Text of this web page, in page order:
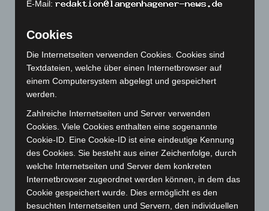
März 2024(103)
Januar 2024(111)
Dezember 2023(130)
November 2023(130)
Oktober 2023
September 2023(133)
August 2023(134)
Juli 2023(118)
Juni 2023(142)
Mai 2023(139)
April 2023(155)
E-Mail:
Cookies
Die Internetseiten verwenden Cookies. Cookies sind
Textdateien, welche über einen Internetbrowser auf
einem Computersystem abgelegt und gespeichert
werden.
Zahlreiche Internetseiten und Server verwenden
Cookies. Viele Cookies enthalten eine sogenannte
Cookie-ID. Eine Cookie-ID ist eine eindeutige Kennung
des Cookies. Sie besteht aus einer Zeichenfolge, durch
welche Internetseiten und Server dem konkreten
Internetbrowser zugeordnet werden können, in dem das
Cookie gespeichert wurde. Dies ermöglicht es den
besuchten Internetseiten und Servern, den individuellen